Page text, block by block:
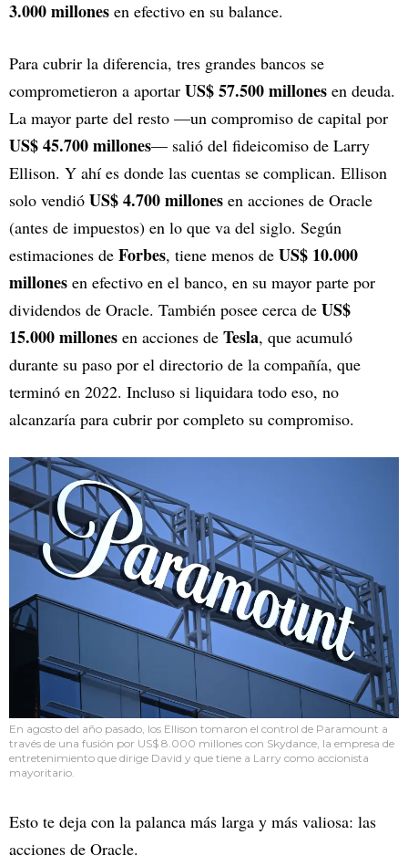
3.000 millones en efectivo en su balance.
Para cubrir la diferencia, tres grandes bancos se
comprometieron a aportar US$ 57.500 millones en deuda.
La mayor parte del resto —un compromiso de capital por
US$ 45.700 millones— salió del fideicomiso de Larry
Ellison. Y ahí es donde las cuentas se complican. Ellison
solo vendió US$ 4.700 millones en acciones de Oracle
(antes de impuestos) en lo que va del siglo. Según
estimaciones de Forbes, tiene menos de US$ 10.000
millones en efectivo en el banco, en su mayor parte por
dividendos de Oracle. También posee cerca de US$
15.000 millones en acciones de Tesla, que acumuló
durante su paso por el directorio de la compañía, que
terminó en 2022. Incluso si liquidara todo eso, no
alcanzaría para cubrir por completo su compromiso.
En agosto del año pasado, los Ellison tomaron el control de Paramount a
través de una fusión por US$ 8.000 millones con Skydance, la empresa de
entretenimiento que dirige David y que tiene a Larry como accionista
mayoritario.
Esto te deja con la palanca más larga y más valiosa: las
acciones de Oracle.